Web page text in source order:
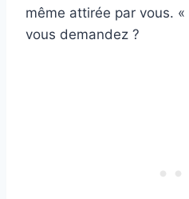
même attirée par vous. «
vous demandez ?